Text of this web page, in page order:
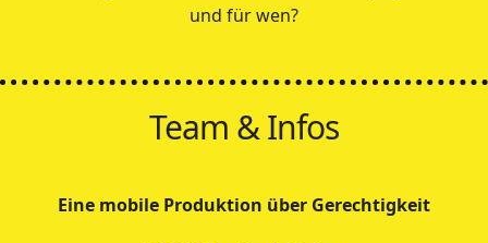
und für wen?
Team & Infos
Eine mobile Produktion über Gerechtigkeit